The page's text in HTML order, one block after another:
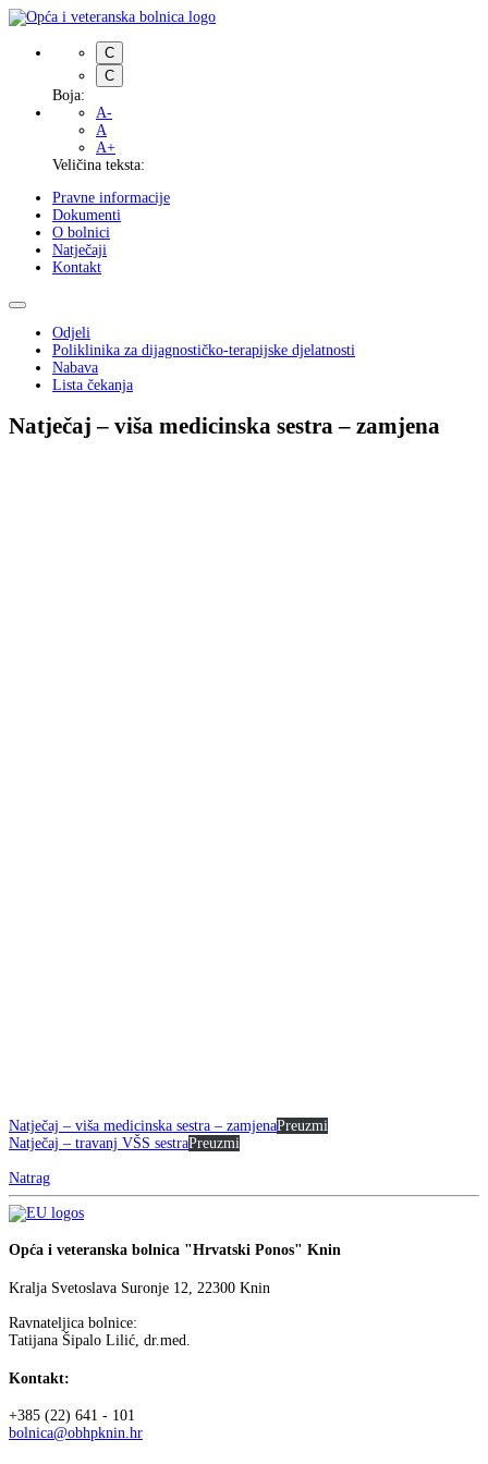
C
C
Boja:
A-
A
A+
Veličina teksta:
Pravne informacije
Dokumenti
O bolnici
Natječaji
Kontakt
Odjeli
Poliklinika za dijagnostičko-terapijske djelatnosti
Nabava
Lista čekanja
Natječaj – viša medicinska sestra – zamjena
Natječaj – viša medicinska sestra – zamjenaPreuzmi
Natječaj – travanj VŠS sestraPreuzmi
Natrag
Opća i veteranska bolnica "Hrvatski Ponos" Knin
Kralja Svetoslava Suronje 12, 22300 Knin
Ravnateljica bolnice:
Tatijana Šipalo Lilić, dr.med.
Kontakt:
+385 (22) 641 - 101
bolnica@obhpknin.hr